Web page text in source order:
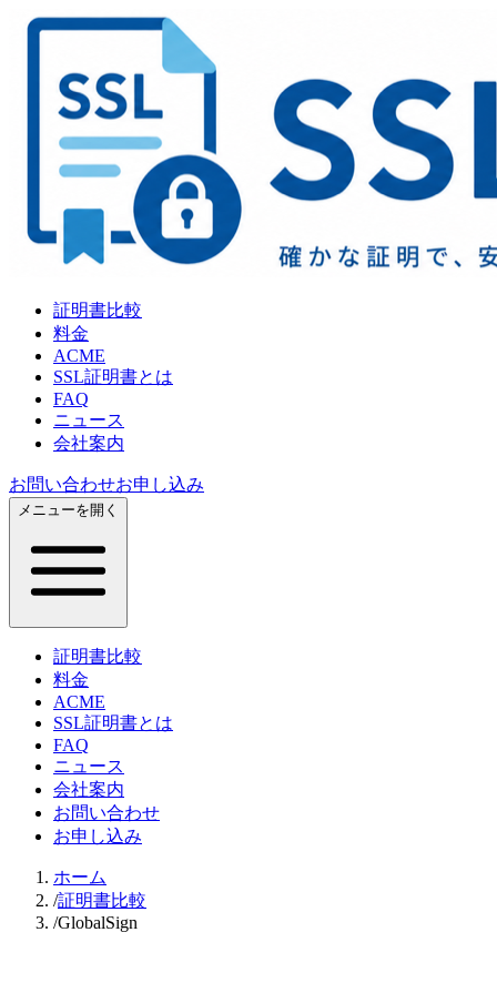
証明書比較
料金
ACME
SSL証明書とは
FAQ
ニュース
会社案内
お問い合わせお申し込み
メニューを開く
証明書比較
料金
ACME
SSL証明書とは
FAQ
ニュース
会社案内
お問い合わせ
お申し込み
ホーム
/証明書比較
/GlobalSign